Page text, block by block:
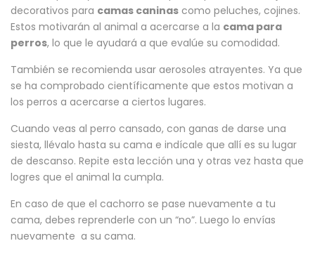
decorativos para camas caninas como peluches, cojines.
Estos motivarán al animal a acercarse a la cama para
perros, lo que le ayudará a que evalúe su comodidad.
También se recomienda usar aerosoles atrayentes. Ya que
se ha comprobado científicamente que estos motivan a
los perros a acercarse a ciertos lugares.
Cuando veas al perro cansado, con ganas de darse una
siesta, llévalo hasta su cama e indícale que allí es su lugar
de descanso. Repite esta lección una y otras vez hasta que
logres que el animal la cumpla.
En caso de que el cachorro se pase nuevamente a tu
cama, debes reprenderle con un “no”. Luego lo envías
nuevamente a su cama.